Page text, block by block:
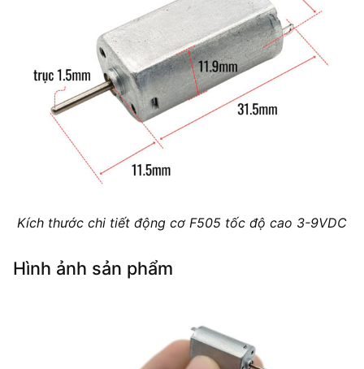
Kích thước chi tiết động cơ F505 tốc độ cao 3-9VDC
Hình ảnh sản phẩm